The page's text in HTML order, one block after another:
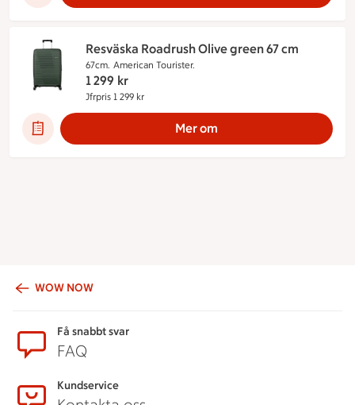
Resväska Roadrush Olive green 67 cm
67cm. American Tourister.
1 299 kr
Jfrpris 1 299 kr
Mer om
WOW NOW
Få snabbt svar
FAQ
Kundservice